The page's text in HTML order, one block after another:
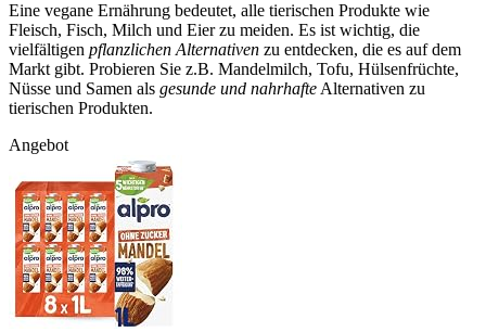
Eine vegane Ernährung bedeutet, alle tierischen Produkte wie
Fleisch, Fisch, Milch und Eier zu meiden. Es ist wichtig, die
vielfältigen pflanzlichen Alternativen zu entdecken, die es auf dem
Markt gibt. Probieren Sie z.B. Mandelmilch, Tofu, Hülsenfrüchte,
Nüsse und Samen als gesunde und nahrhafte Alternativen zu
tierischen Produkten.
Angebot